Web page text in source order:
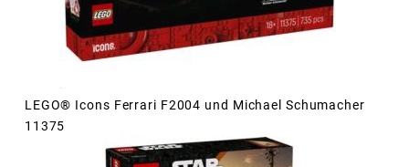
LEGO® Icons Ferrari F2004 und Michael Schumacher
11375